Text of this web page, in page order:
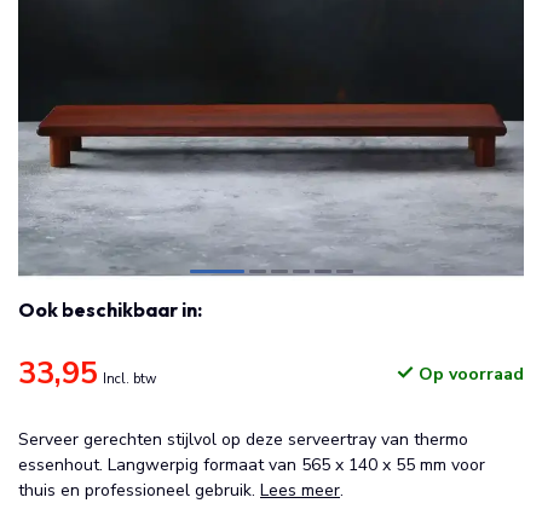
Ook beschikbaar in:
33,95 Incl. btw Op voorraad
Serveer gerechten stijlvol op deze serveertray van thermo
essenhout. Langwerpig formaat van 565 x 140 x 55 mm voor
thuis en professioneel gebruik. Lees meer.